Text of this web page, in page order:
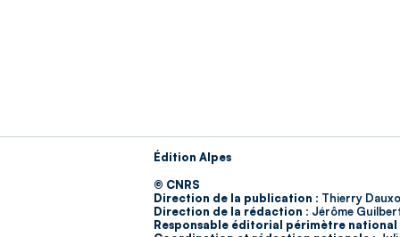
Édition Alpes
© CNRS
Direction de la publication : Thierry
Direction de la rédaction : Jérôme
Responsable éditorial périmètre national